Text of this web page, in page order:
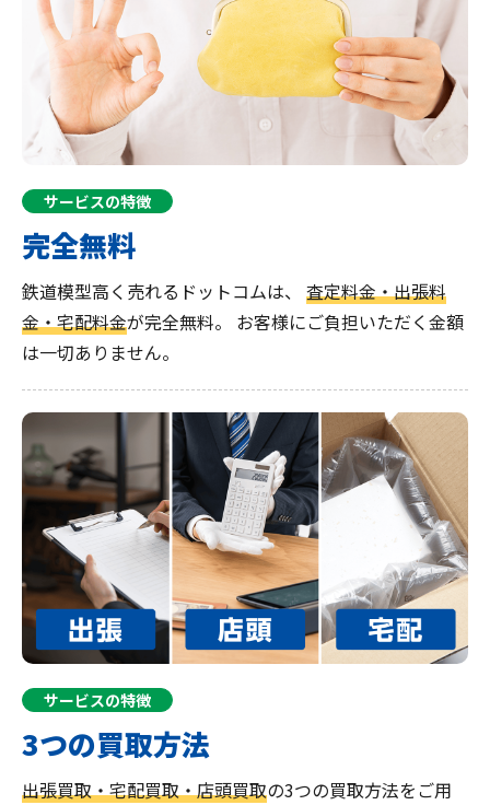
サービスの特徴
完全無料
鉄道模型高く売れるドットコムは、 査定料金・出張料
金・宅配料金が完全無料。 お客様にご負担いただく金額
は一切ありません。
サービスの特徴
3つの買取方法
出張買取・宅配買取・店頭買取の3つの買取方法をご用